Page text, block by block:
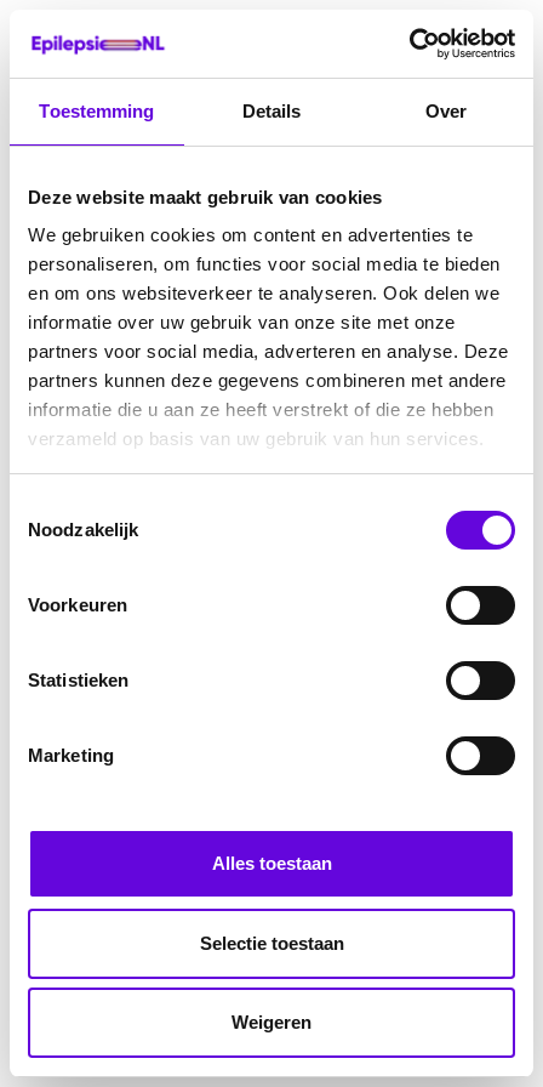
Toestemming Details Over
Deze website maakt gebruik van cookies
We gebruiken cookies om content en advertenties te
personaliseren, om functies voor social media te bieden
en om ons websiteverkeer te analyseren. Ook delen we
informatie over uw gebruik van onze site met onze
partners voor social media, adverteren en analyse. Deze
partners kunnen deze gegevens combineren met andere
informatie die u aan ze heeft verstrekt of die ze hebben
verzameld op basis van uw gebruik van hun services.
Noodzakelijk
Voorkeuren
Statistieken
Marketing
Alles toestaan
Selectie toestaan
Weigeren